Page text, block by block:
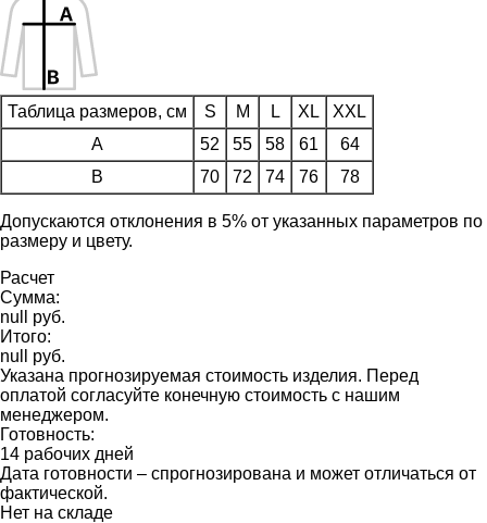
Таблица размеров, см S M L XL
XXL
A
52 55 58 61
64
B
70 72 74 76 78
Допускаются отклонения в 5% от указанных параметров по
размеру и цвету.
Расчет
Сумма:
null руб.
Итого:
null руб.
Указана прогнозируемая стоимость изделия. Перед
оплатой согласуйте конечную стоимость с нашим
менеджером.
Готовность:
14 рабочих дней
Дата готовности – спрогнозирована и может отличаться от
фактической.
Нет на складе